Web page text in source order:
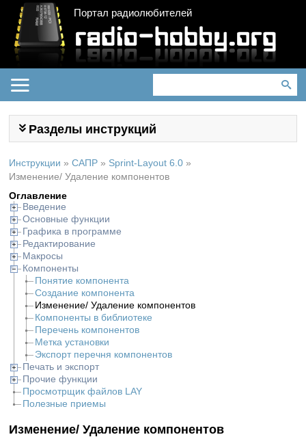
Портал радиолюбителей
Разделы инструкций
Инструкции » САПР » Sprint-Layout 6.0 »
Изменение/ Удаление компонентов
Оглавление
Введение
Основные функции
Графика в программе
Редактирование
Макросы
Компоненты
Понятие компонента
Создание компонента
Изменение/ Удаление компонентов
Компоненты в библиотеке
Перечень компонентов
Метка установки
Экспорт перечня компонентов
Печать и экспорт
Прочие функции
Просмотрщик файлов LAY
Полезные приемы
Изменение/ Удаление компонентов